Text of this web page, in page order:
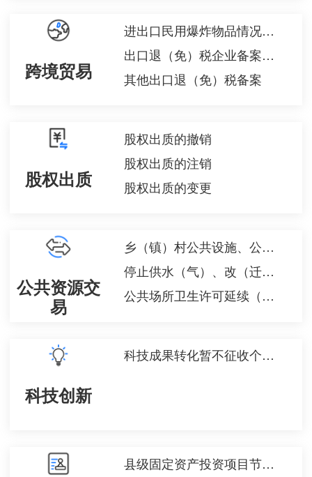
跨境贸易
进出口民用爆炸物品情况备案
出口退（免）税企业备案信息报告
其他出口退（免）税备案
股权出质
股权出质的撤销
股权出质的注销
股权出质的变更
公共资源交
易
乡（镇）村公共设施、公益事业使用集体建设用地审批
停止供水（气）、改（迁、拆）公共供水的审批
公共场所卫生许可延续（除饭馆、咖啡馆、酒吧、茶座等）
科技创新
科技成果转化暂不征收个人所得税备案
县级固定资产投资项目节能审查